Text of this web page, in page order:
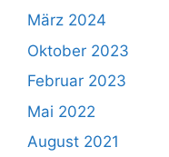
März 2024
Oktober 2023
Februar 2023
Mai 2022
August 2021